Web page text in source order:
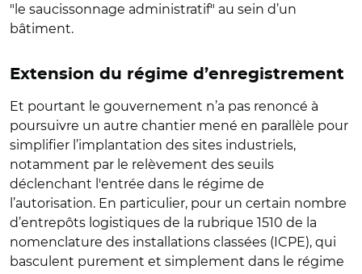
"le saucissonnage administratif" au sein d’un
bâtiment.
Extension du régime d’enregistrement
Et pourtant le gouvernement n’a pas renoncé à
poursuivre un autre chantier mené en parallèle pour
simplifier l’implantation des sites industriels,
notamment par le relèvement des seuils
déclenchant l'entrée dans le régime de
l’autorisation. En particulier, pour un certain nombre
d’entrepôts logistiques de la rubrique 1510 de la
nomenclature des installations classées (ICPE), qui
basculent purement et simplement dans le régime